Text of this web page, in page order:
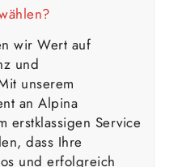
wir Wert auf
und
unserem
an Alpina
erstklassigen Service
dass Ihre
und erfolgreich